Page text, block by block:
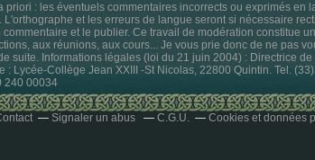
: les éventuels commentaires incorrects ou exprimés en
et les erreurs de langue seront si nécessaire
et le publier. Ce travail de modération constitue
aux réunions, aux cours... Je vous prie donc de ne pas
suite. Informations légales (loi du 21 juin 2004) : Directrice
Lycée-Collège Jean XXIII -St Nicolas, 22800 Quintin. Tel.
240 00034
Signaler un abus C.G.U. Cookies et données